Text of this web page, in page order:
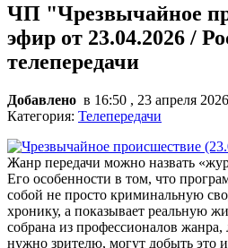
ЧП "Чрезвычайное
эфир от 23.04.2026 /
телепередачи
Добавлено в 16:50 , 23 апреля
Категория: Телепередачи
Жанр передачи можно назвать
Его особенности в том, что
собой не просто криминальную
хронику, а показывает реальную
собрана из профессионалов
нужно зрителю, могут добыть это